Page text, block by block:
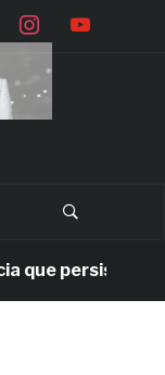
persiste en